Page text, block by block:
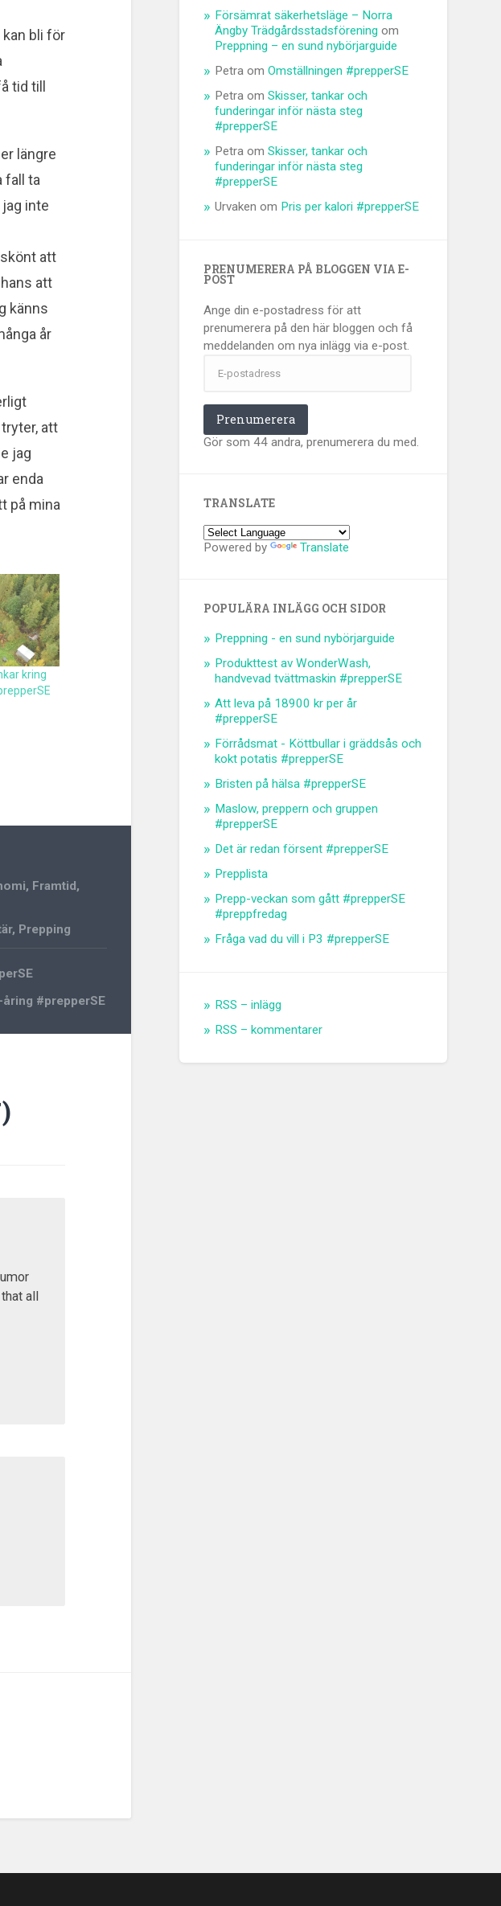
bli för
tid till
längre
fall ta
inte
att
att
känns
år
att
jag
enda
på mina
kring
, Framtid,
, Prepping
åring #prepperSE
all
Försämrat säkerhetsläge – Norra
Ängby Trädgårdsstadsförening om
Preppning – en sund nybörjarguide
Petra omOmställningen #prepperSE
Petra omSkisser, tankar och
funderingar inför nästa steg
#prepperSE
Petra omSkisser, tankar och
funderingar inför nästa steg
#prepperSE
Urvaken om Pris per kalori #prepperSE
PRENUMERERA PÅ BLOGGEN VIA E-
POST
Ange din e-postadress för att
prenumerera på den här bloggen och få
meddelanden om nya inlägg via e-post.
postadress
Prenumerera
Gör som 44 andra, prenumerera du med.
TRANSLATE
Powered by Translate
POPULÄRA INLÄGG OCH SIDOR
Preppning - en sund nybörjarguide
Produkttest av WonderWash,
handvevad tvättmaskin #prepperSE
Att leva på 18900 kr per år
#prepperSE
Förrådsmat - Köttbullar i gräddsås och
kokt potatis #prepperSE
Bristen på hälsa #prepperSE
Maslow, preppern och gruppen
#prepperSE
Det är redan försent #prepperSE
Prepplista
Prepp-veckan som gått #prepperSE
#preppfredag
Fråga vad du vill i P3 #prepperSE
RSS – inlägg
RSS – kommentarer